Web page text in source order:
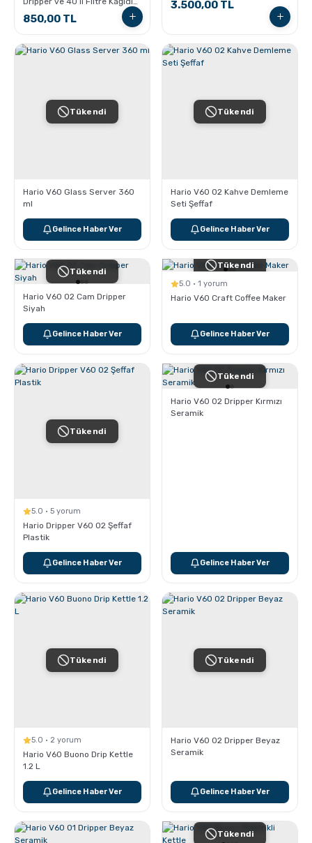
Seti
850,00 TL
3.500,00 TL
Tükendi
Hario V60 Glass Server 360
ml
Gelince Haber Ver
Tükendi
Hario V60 02 Kahve Demleme
Seti Şeffaf
Gelince Haber Ver
Tükendi
Hario V60 02 Cam Dripper
Siyah
Gelince Haber Ver
Tükendi
5.0 · 1 yorum
Hario V60 Craft Coffee Maker
Gelince Haber Ver
Tükendi
5.0 · 5 yorum
Hario Dripper V60 02 Şeffaf
Plastik
Gelince Haber Ver
Tükendi
Hario V60 02 Dripper Kırmızı
Seramik
Gelince Haber Ver
Tükendi
5.0 · 2 yorum
Hario V60 Buono Drip Kettle
1.2 L
Gelince Haber Ver
Tükendi
Hario V60 02 Dripper Beyaz
Seramik
Gelince Haber Ver
Tükendi